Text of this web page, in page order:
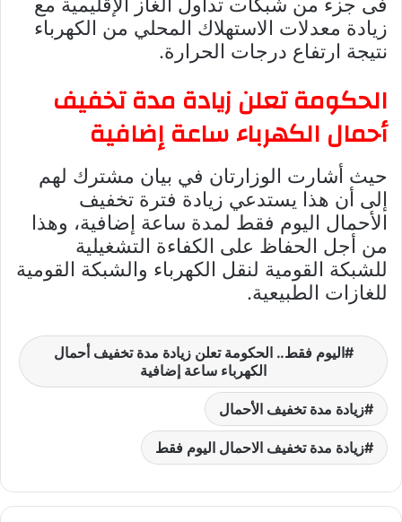
زيادة معدلات الاستهلاك المحلي من الكهرباء
نتيجة ارتفاع درجات الحرارة.
الحكومة تعلن زيادة مدة تخفيف
أحمال الكهرباء ساعة إضافية
حيث أشارت الوزارتان في بيان مشترك لهم
إلى أن هذا يستدعي زيادة فترة تخفيف
الأحمال اليوم فقط لمدة ساعة إضافية، وهذا
من أجل الحفاظ على الكفاءة التشغيلية
للشبكة القومية لنقل الكهرباء والشبكة القومية
للغازات الطبيعية.
اليوم فقط.. الحكومة تعلن زيادة مدة تخفيف أحمال
الكهرباء ساعة إضافية
زيادة مدة تخفيف الأحمال
زيادة مدة تخفيف الاحمال اليوم فقط